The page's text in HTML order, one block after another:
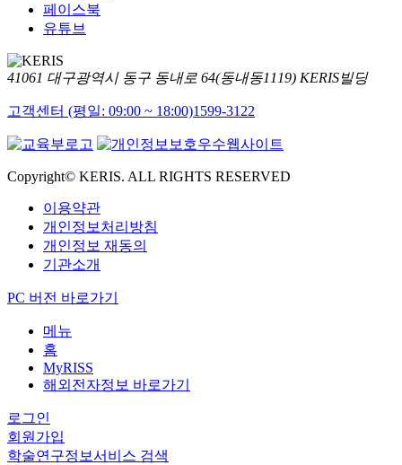
페이스북
유튜브
41061 대구광역시 동구 동내로 64(동내동1119) KERIS빌딩
고객센터 (평일: 09:00 ~ 18:00)1599-3122
Copyright© KERIS. ALL RIGHTS RESERVED
이용약관
개인정보처리방침
개인정보 재동의
기관소개
PC 버전 바로가기
메뉴
홈
MyRISS
해외전자정보 바로가기
로그인
회원가입
학술연구정보서비스 검색